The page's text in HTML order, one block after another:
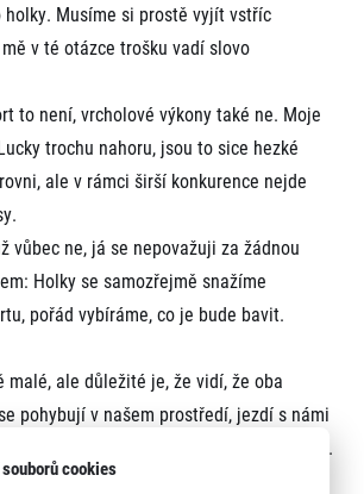
Musíme si prostě vyjít vstříc
v té otázce trošku vadí slovo
to není, vrcholové výkony také ne. Moje
trochu nahoru, jsou to sice hezké
ale v rámci širší konkurence nejde
vůbec ne, já se nepovažuji za žádnou
Holky se samozřejmě snažíme
pořád vybíráme, co je bude bavit.
malé, ale důležité je, že vidí, že oba
pohybují v našem prostředí, jezdí s námi
si samy proběhnou nějaké dětské závody.
vztah a časem se uvidí, co z toho
cookies